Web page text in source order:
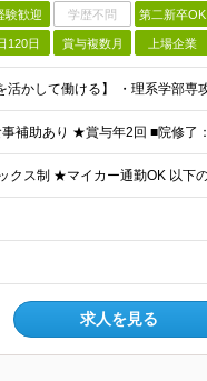
験歓迎 学歴不問 第二新卒OK
120日 賞与複数月 上場企業
求人を見る